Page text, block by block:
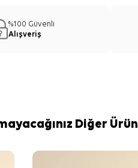
%100 Güvenli
Alışveriş
Diğer